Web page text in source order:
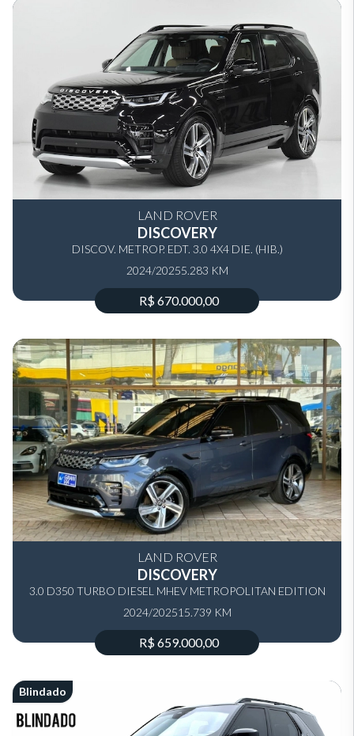
LAND ROVER
DISCOVERY
DISCOV. METROP. EDT. 3.0 4X4 DIE. (HIB.)
2024/20255.283 KM
R$ 670.000,00
LAND ROVER
DISCOVERY
3.0 D350 TURBO DIESEL MHEV METROPOLITAN EDITION
AUTOMÁTICO
2024/202515.739 KM
R$ 659.000,00
Blindado